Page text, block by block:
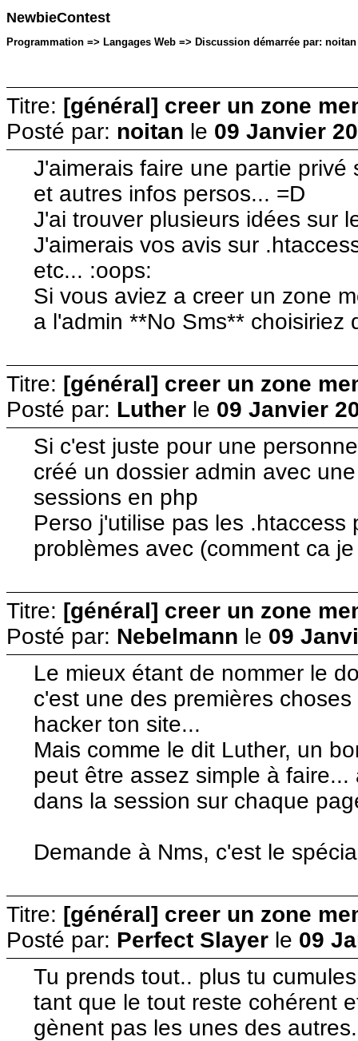
NewbieContest
Programmation => Langages Web => Discussion démarrée par: noitan
Titre: [général] creer un zone
Posté par: noitan le 09 Janvier
J'aimerais faire une partie
et autres infos persos... =D
J'ai trouver plusieurs idées sur
J'aimerais vos avis sur
etc... :oops:
Si vous aviez a creer un zone
a l'admin **No Sms** choisiriez
Titre: [général] creer un zone
Posté par: Luther le 09 Janvier
Si c'est juste pour une
créé un dossier admin avec
sessions en php
Perso j'utilise pas les
problèmes avec (comment ca
Titre: [général] creer un zone
Posté par: Nebelmann le 09
Le mieux étant de nommer le
c'est une des premières
hacker ton site...
Mais comme le dit Luther, un
peut être assez simple à
dans la session sur chaque
Demande à Nms, c'est le
Titre: [général] creer un zone
Posté par: Perfect Slayer le 09
Tu prends tout.. plus tu
tant que le tout reste cohérent
gènent pas les unes des